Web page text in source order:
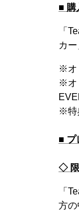
■ 購
「
カ
※オ
※オ
※特
■ プ
◇ 限
「
方